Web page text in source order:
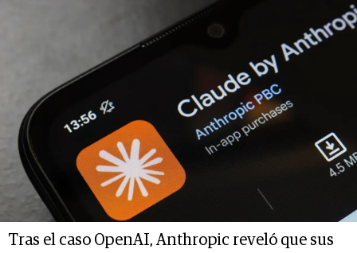
Tras el caso OpenAI, Anthropic reveló que sus